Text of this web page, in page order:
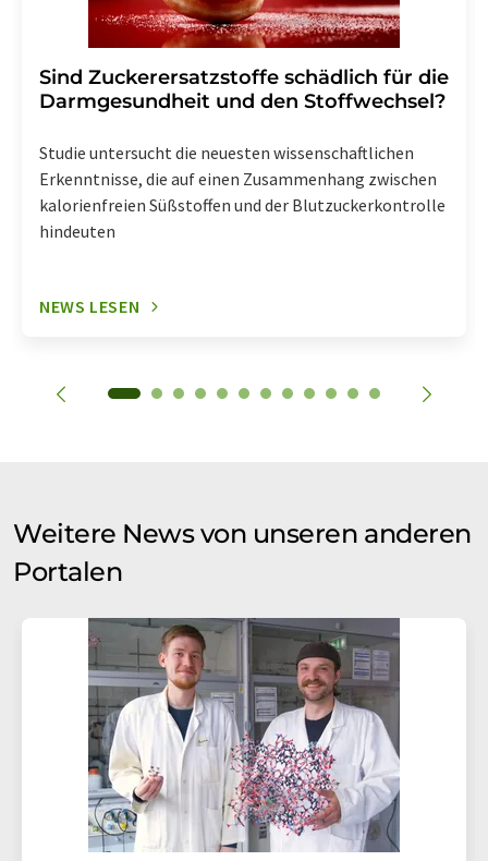
Sind Zuckerersatzstoffe schädlich für die
Darmgesundheit und den Stoffwechsel?
Studie untersucht die neuesten wissenschaftlichen
Erkenntnisse, die auf einen Zusammenhang zwischen
kalorienfreien Süßstoffen und der Blutzuckerkontrolle
hindeuten
NEWS LESEN
Weitere News von unseren anderen
Portalen